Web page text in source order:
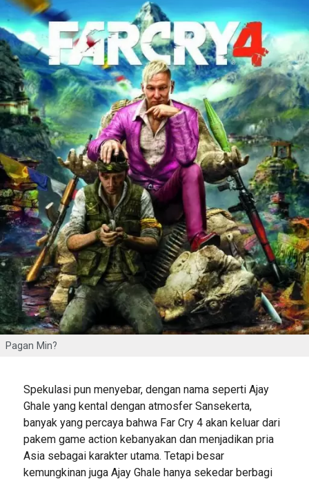
Pagan Min?
Spekulasi pun menyebar, dengan nama seperti Ajay
Ghale yang kental dengan atmosfer Sansekerta,
banyak yang percaya bahwa Far Cry 4 akan keluar dari
pakem game action kebanyakan dan menjadikan pria
Asia sebagai karakter utama. Tetapi besar
kemungkinan juga Ajay Ghale hanya sekedar berbagi